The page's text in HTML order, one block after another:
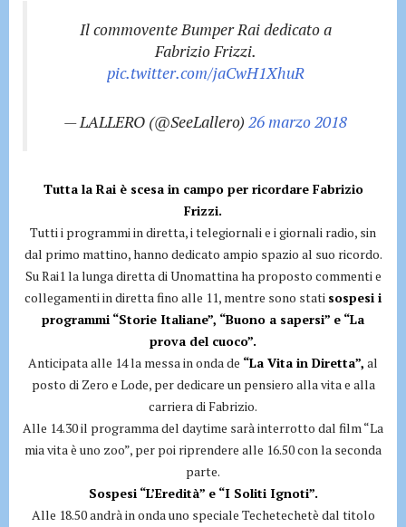
Il commovente Bumper Rai dedicato a
Fabrizio Frizzi.
pic.twitter.com/jaCwH1XhuR
— LALLERO (@SeeLallero) 26 marzo 2018
Tutta la Rai è scesa in campo per ricordare Fabrizio
Frizzi.
Tutti i programmi in diretta, i telegiornali e i giornali radio, sin
dal primo mattino, hanno dedicato ampio spazio al suo ricordo.
Su Rai1 la lunga diretta di Unomattina ha proposto commenti e
collegamenti in diretta fino alle 11, mentre sono stati sospesi i
programmi “Storie Italiane”, “Buono a sapersi” e “La
prova del cuoco”.
Anticipata alle 14 la messa in onda de “La Vita in Diretta”, al
posto di Zero e Lode, per dedicare un pensiero alla vita e alla
carriera di Fabrizio.
Alle 14.30 il programma del daytime sarà interrotto dal film “La
mia vita è uno zoo”, per poi riprendere alle 16.50 con la seconda
parte.
Sospesi “L’Eredità” e “I Soliti Ignoti”.
Alle 18.50 andrà in onda uno speciale Techetechetè dal titolo